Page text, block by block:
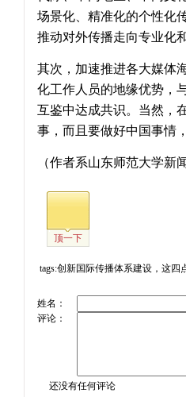
场景化、精准化的个性化
推动对外传播走向专业化
其次，加速推进各大媒体
化工作人员的地缘优势，
互鉴中达成共识。当然，
事，而且要做好中国事情
（作者系山东师范大学新
顶一下
tags:创新国际传播体系建设，这四
姓名：
评论：
还没有任何评论